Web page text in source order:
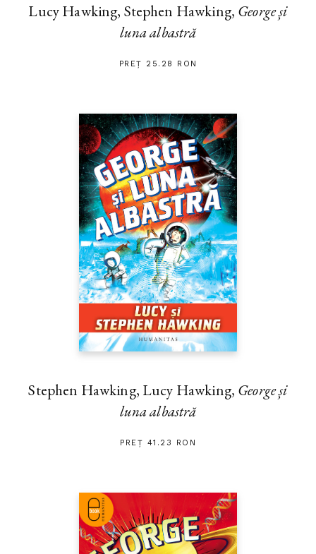
Lucy Hawking, Stephen Hawking, George și
luna albastră
PREȚ 25.28 RON
Stephen Hawking, Lucy Hawking, George și
luna albastră
PREȚ 41.23 RON